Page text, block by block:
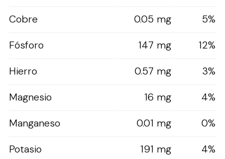
Cobre
0.05 mg
5%
Fósforo
147 mg
12%
Hierro
0.57 mg
3%
Magnesio
16 mg
4%
Manganeso
0.01 mg
0%
Potasio
191 mg 4%